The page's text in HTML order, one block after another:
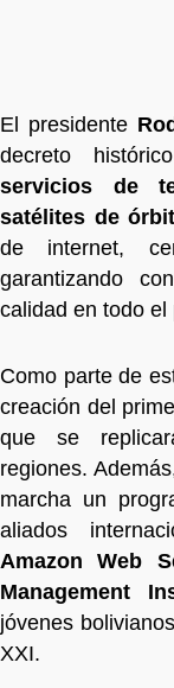
El presidente
decreto
servicios de
satélites de
de internet,
garantizando
calidad en todo el
Como parte de
creación del
que se
regiones.
marcha un
aliados
Amazon Web
Management
jóvenes
XXI.